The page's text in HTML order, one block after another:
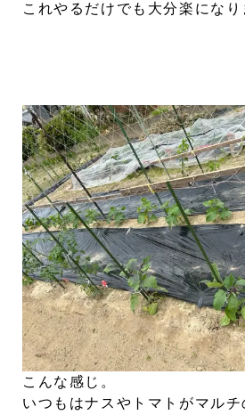
これやるだけでも大分楽になり
こんな感じ。
いつもはナスやトマトがマルチ